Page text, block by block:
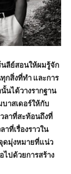
นลีย์สอนให้ผมรู้จัก
กสิ่งที่ทำ และการ
นั้นได้วางรากฐาน
าสเดอร์ให้กับ
ลาที่สะท้อนถึงที่
าที่เรื่องราวใน
ดมุ่งหมายที่แน่ว
ปด้วยการสร้าง